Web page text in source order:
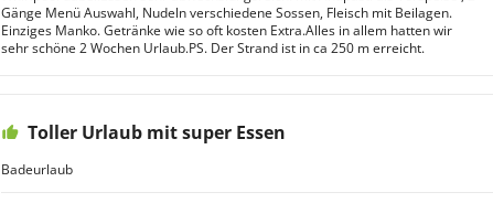
Gänge Menü Auswahl, Nudeln verschiedene Sossen, Fleisch mit Beilagen.
Einziges Manko. Getränke wie so oft kosten Extra.Alles in allem hatten wir
sehr schöne 2 Wochen Urlaub.PS. Der Strand ist in ca 250 m erreicht.
Toller Urlaub mit super Essen
Badeurlaub